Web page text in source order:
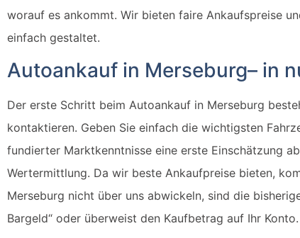
worauf es ankommt. Wir bieten faire Ankaufspreise
einfach gestaltet.
Autoankauf in Merseburg– in
Der erste Schritt beim Autoankauf in Merseburg
kontaktieren. Geben Sie einfach die wichtigsten
fundierter Marktkenntnisse eine erste Einschätzung
Wertermittlung. Da wir beste Ankaufpreise bieten,
Merseburg nicht über uns abwickeln, sind die
Bargeld“ oder überweist den Kaufbetrag auf Ihr Konto.